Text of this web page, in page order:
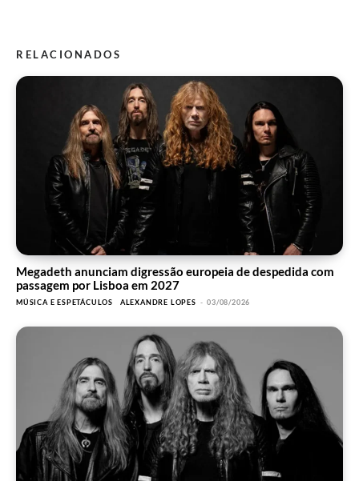
RELACIONADOS
Megadeth anunciam digressão europeia de despedida com
passagem por Lisboa em 2027
MÚSICA E ESPETÁCULOS ALEXANDRE LOPES - 03/08/2026